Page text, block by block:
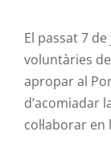
El passat 7
voluntàries
apropar al
d’acomiadar
col·laborar